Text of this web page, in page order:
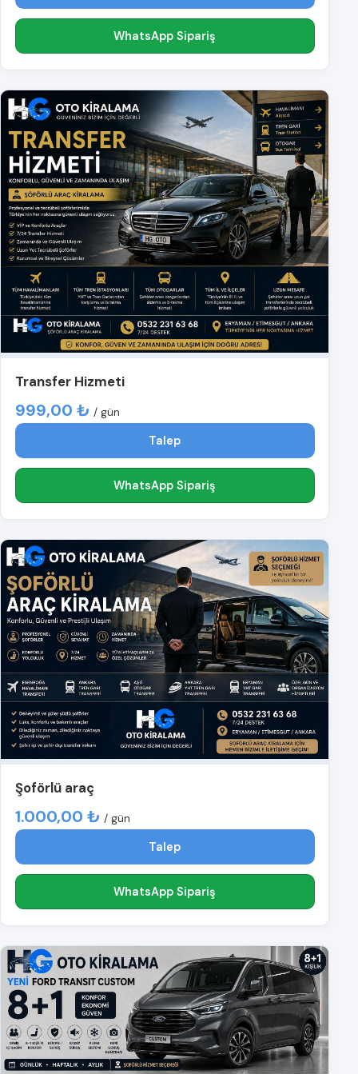
WhatsApp Sipariş
Transfer Hizmeti
999,00 ₺ / gün
Talep
WhatsApp Sipariş
Şoförlü araç
1.000,00 ₺ / gün
Talep
WhatsApp Sipariş